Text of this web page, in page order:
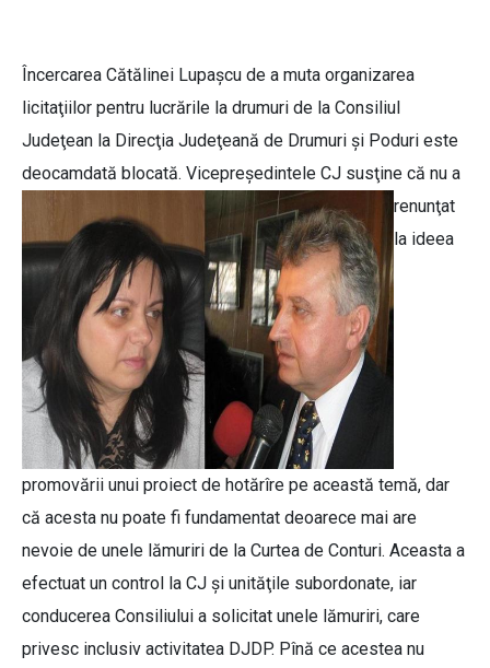
Încercarea Cătălinei Lupaşcu de a muta organizarea
licitaţiilor pentru lucrările la drumuri de la Consiliul
Judeţean la Direcţia Judeţeană de Drumuri şi Poduri este
deocamdată blocată. Vicepreşedintele CJ susţine că nu a
renunţat
la ideea
promovării unui proiect de hotărîre pe această temă, dar
că acesta nu poate fi fundamentat deoarece mai are
nevoie de unele lămuriri de la Curtea de Conturi. Aceasta a
efectuat un control la CJ şi unităţile subordonate, iar
conducerea Consiliului a solicitat unele lămuriri, care
privesc inclusiv activitatea DJDP. Pînă ce acestea nu